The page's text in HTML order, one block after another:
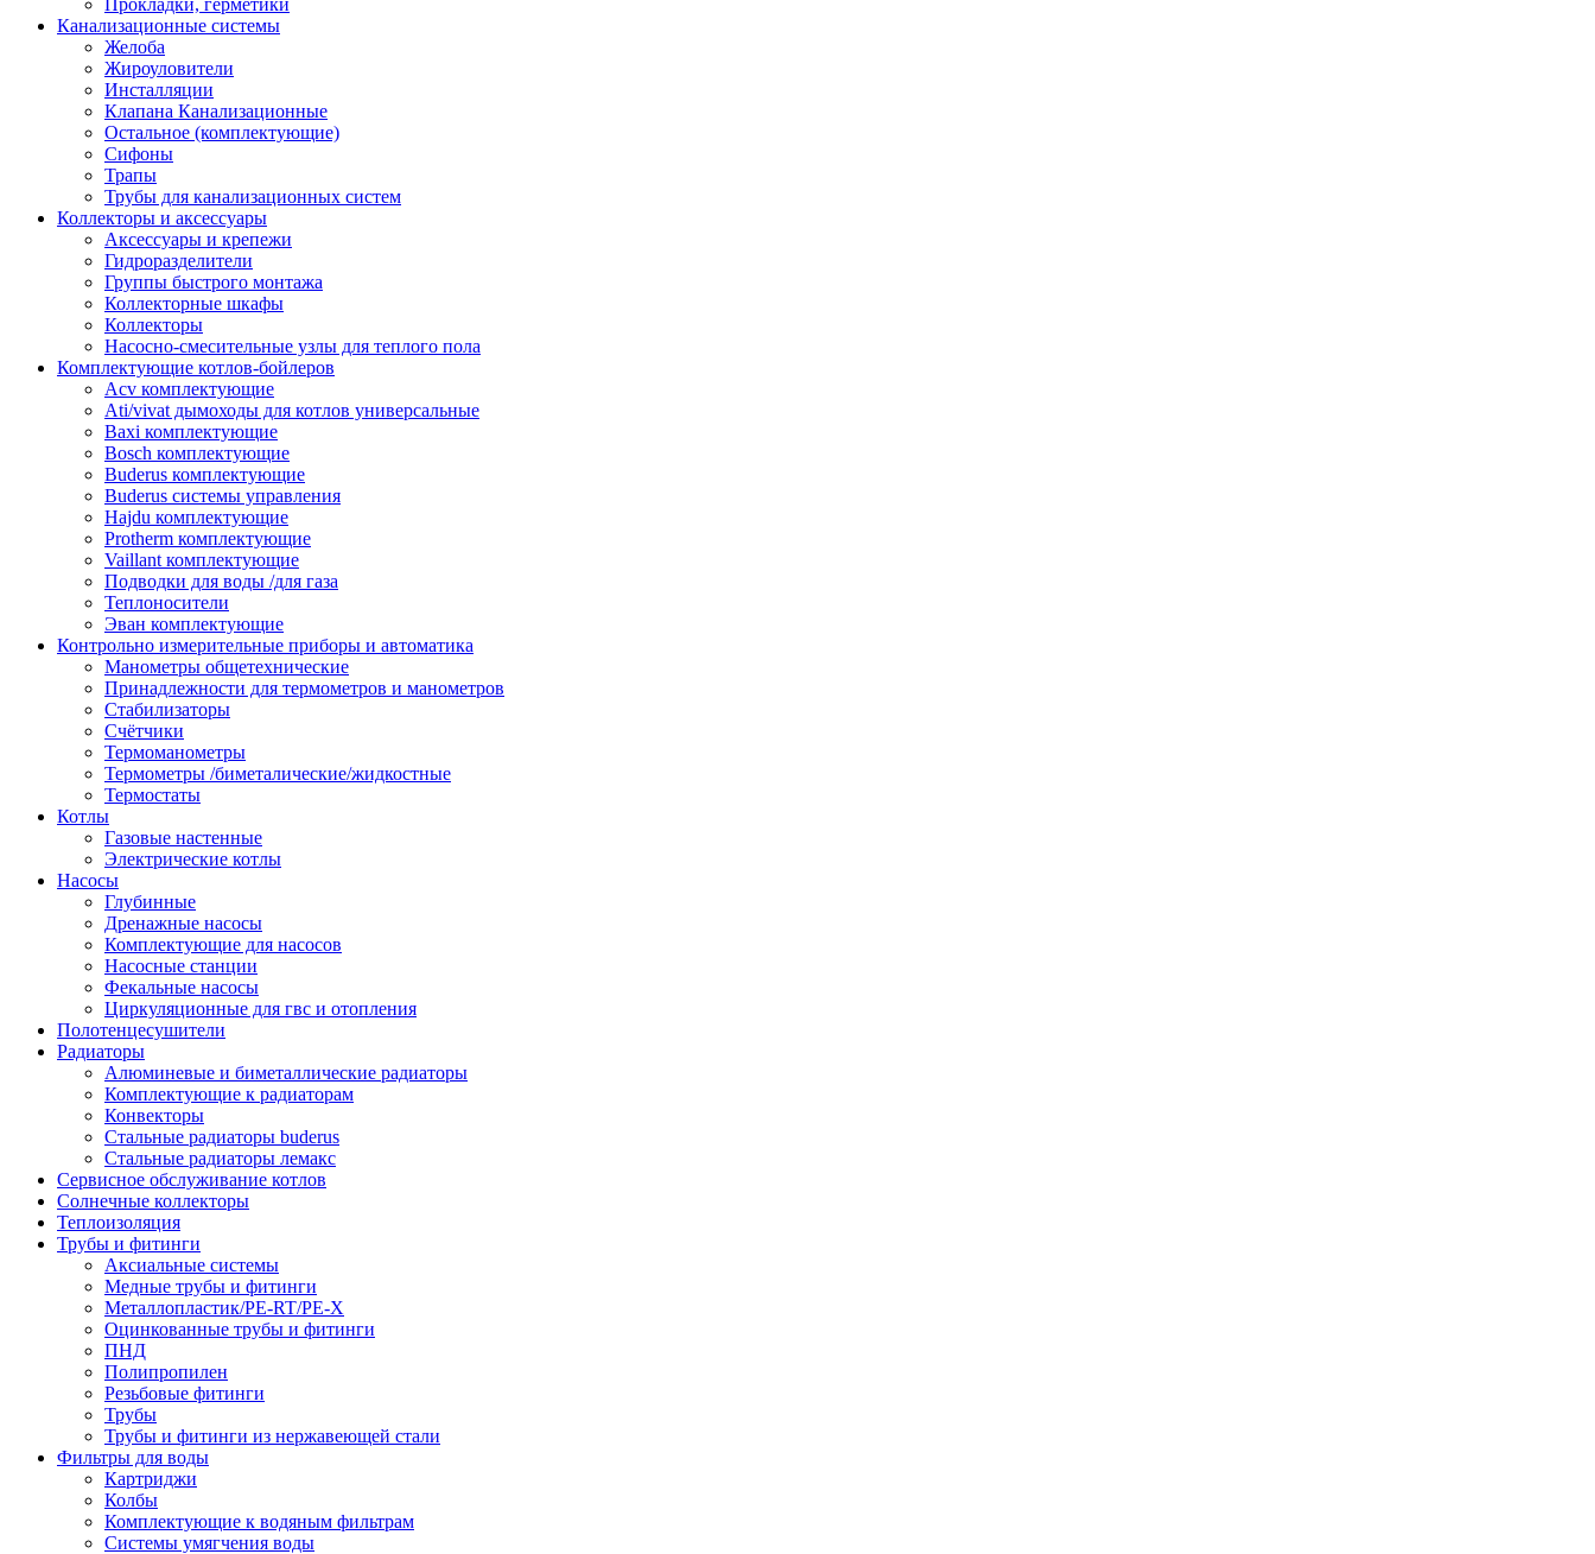
Прокладки, герметики
Канализационные системы
Желоба
Жироуловители
Инсталляции
Клапана Канализационные
Остальное (комплектующие)
Сифоны
Трапы
Трубы для канализационных систем
Коллекторы и аксессуары
Аксессуары и крепежи
Гидроразделители
Группы быстрого монтажа
Коллекторные шкафы
Коллекторы
Насосно-смесительные узлы для теплого пола
Комплектующие котлов-бойлеров
Acv комплектующие
Ati/vivat дымоходы для котлов универсальные
Baxi комплектующие
Bosch комплектующие
Buderus комплектующие
Buderus системы управления
Hajdu комплектующие
Protherm комплектующие
Vaillant комплектующие
Подводки для воды /для газа
Теплоносители
Эван комплектующие
Контрольно измерительные приборы и автоматика
Манометры общетехнические
Принадлежности для термометров и манометров
Стабилизаторы
Счётчики
Термоманометры
Термометры /биметалические/жидкостные
Термостаты
Котлы
Газовые настенные
Электрические котлы
Насосы
Глубинные
Дренажные насосы
Комплектующие для насосов
Насосные станции
Фекальные насосы
Циркуляционные для гвс и отопления
Полотенцесушители
Радиаторы
Алюминевые и биметаллические радиаторы
Комплектующие к радиаторам
Конвекторы
Стальные радиаторы buderus
Стальные радиаторы лемакс
Сервисное обслуживание котлов
Солнечные коллекторы
Теплоизоляция
Трубы и фитинги
Аксиальные системы
Медные трубы и фитинги
Металлопластик/PE-RT/PE-X
Оцинкованные трубы и фитинги
ПНД
Полипропилен
Резьбовые фитинги
Трубы
Трубы и фитинги из нержавеющей стали
Фильтры для воды
Картриджи
Колбы
Комплектующие к водяным фильтрам
Системы умягчения воды